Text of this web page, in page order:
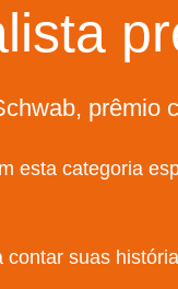
prêmio
esta categoria
suas